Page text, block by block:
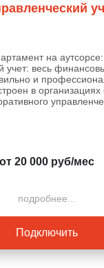
на аутсорсе:
учет: весь
и
в организациях
от 20 000 руб/мес
подробнее...
Подключить